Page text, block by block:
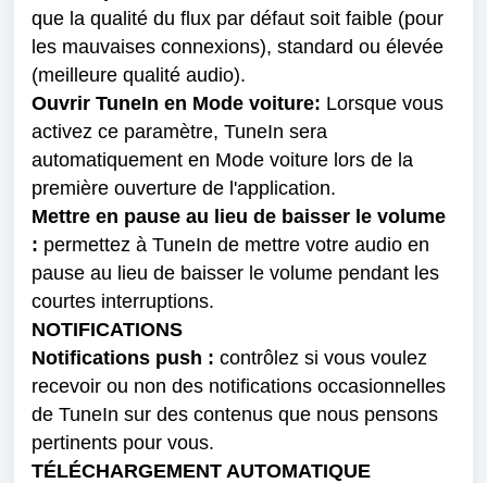
que la qualité du flux par défaut soit faible (pour
les mauvaises connexions), standard ou élevée
(meilleure qualité audio).
Ouvrir TuneIn en Mode voiture: Lorsque vous
activez ce paramètre, TuneIn sera
automatiquement en Mode voiture lors de la
première ouverture de l'application.
Mettre en pause au lieu de baisser le volume
: permettez à TuneIn de mettre votre audio en
pause au lieu de baisser le volume pendant les
courtes interruptions.
NOTIFICATIONS
Notifications push : contrôlez si vous voulez
recevoir ou non des notifications occasionnelles
de TuneIn sur des contenus que nous pensons
pertinents pour vous.
TÉLÉCHARGEMENT AUTOMATIQUE